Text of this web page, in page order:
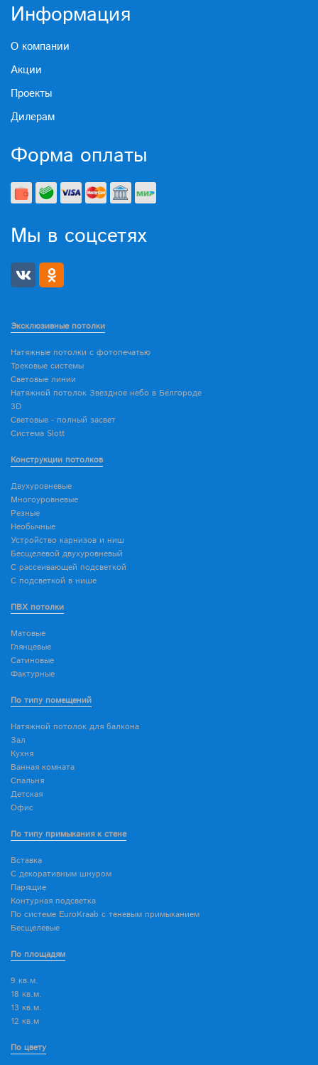
Информация
О компании
Акции
Проекты
Дилерам
Форма оплаты
Мы в соцсетях
Эксклюзивные потолки
Натяжные потолки с фотопечатью
Трековые системы
Световые линии
Натяжной потолок Звездное небо в Белгороде
3D
Световые - полный засвет
Система Slott
Конструкции потолков
Двухуровневые
Многоуровневые
Резные
Необычные
Устройство карнизов и ниш
Бесщелевой двухуровневый
С рассеивающей подсветкой
С подсветкой в нише
ПВХ потолки
Матовые
Глянцевые
Сатиновые
Фактурные
По типу помещений
Натяжной потолок для балкона
Зал
Кухня
Ванная комната
Спальня
Детская
Офис
По типу примыкания к стене
Вставка
С декоративным шнуром
Парящие
Контурная подсветка
По системе EuroKraab с теневым примыканием
Бесщелевые
По площадям
9 кв.м.
18 кв.м.
13 кв.м.
12 кв.м
По цвету